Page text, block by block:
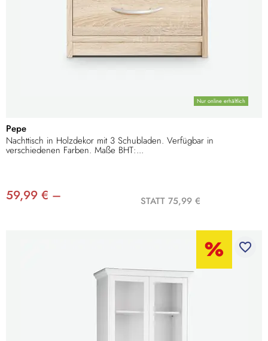
Nur online erhältlich
Pepe
Nachttisch in Holzdekor mit 3 Schubladen. Verfügbar in
verschiedenen Farben. Maße BHT:...
59,99 € – STATT 75,99 €
favorite_border